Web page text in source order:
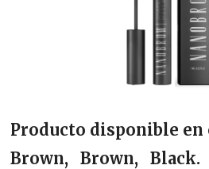
Producto disponible en
Brown
Brown
Black